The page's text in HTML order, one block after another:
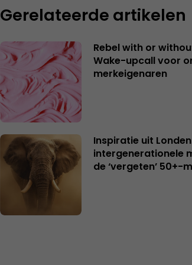
Gerelateerde artikelen
Rebel with or
Wake-upcall voor
merkeigenaren
Inspiratie uit
intergenerationele
de ‘vergeten’ 50+-